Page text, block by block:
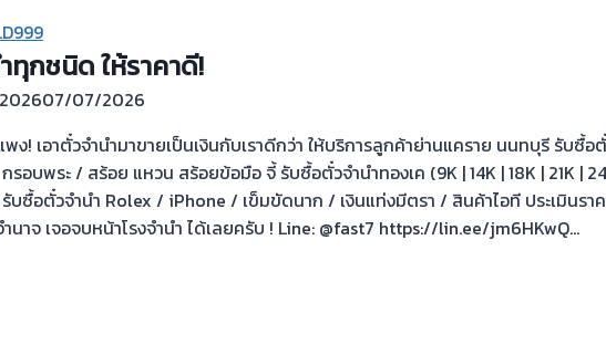
ทุกชนิด ให้ราคาดี!
07/07/2026
ง! เอาตั๋วจำนำมาขายเป็นเงินกับเราดีกว่า ให้บริการลูกค้าย่านแคราย นนทบุรี รับ
รอบพระ / สร้อย แหวน สร้อยข้อมือ จี้ รับซื้อตั๋วจำนำทองเค (9K | 14K | 18K | 21K |
บซื้อตั๋วจำนำ Rolex / iPhone / เข็มขัดนาก / เงินแท่งมีตรา / สินค้าไอที ประเมินรา
นาจ เจอจบหน้าโรงจำนำ ได้เลยครับ ! Line: @fast7 https://lin.ee/jm6HKwQ…